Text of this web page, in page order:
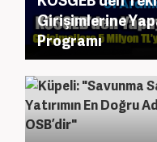
Girişimlerine
Programı